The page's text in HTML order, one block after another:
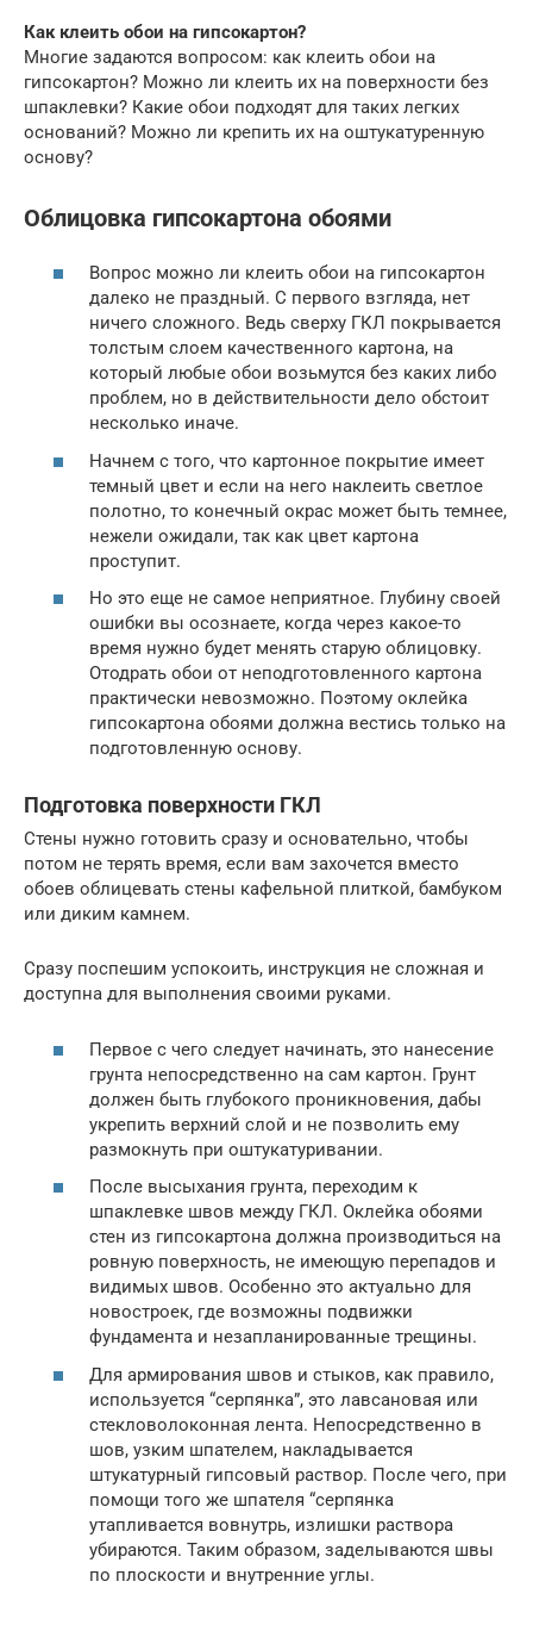
Как клеить обои на гипсокартон?
Многие задаются вопросом: как клеить обои на
гипсокартон? Можно ли клеить их на поверхности без
шпаклевки? Какие обои подходят для таких легких
оснований? Можно ли крепить их на оштукатуренную
основу?
Облицовка гипсокартона обоями
Вопрос можно ли клеить обои на гипсокартон
далеко не праздный. С первого взгляда, нет
ничего сложного. Ведь сверху ГКЛ покрывается
толстым слоем качественного картона, на
который любые обои возьмутся без каких либо
проблем, но в действительности дело обстоит
несколько иначе.
Начнем с того, что картонное покрытие имеет
темный цвет и если на него наклеить светлое
полотно, то конечный окрас может быть темнее,
нежели ожидали, так как цвет картона
проступит.
Но это еще не самое неприятное. Глубину своей
ошибки вы осознаете, когда через какое-то
время нужно будет менять старую облицовку.
Отодрать обои от неподготовленного картона
практически невозможно. Поэтому оклейка
гипсокартона обоями должна вестись только на
подготовленную основу.
Подготовка поверхности ГКЛ
Стены нужно готовить сразу и основательно, чтобы
потом не терять время, если вам захочется вместо
обоев облицевать стены кафельной плиткой, бамбуком
или диким камнем.
Сразу поспешим успокоить, инструкция не сложная и
доступна для выполнения своими руками.
Первое с чего следует начинать, это нанесение
грунта непосредственно на сам картон. Грунт
должен быть глубокого проникновения, дабы
укрепить верхний слой и не позволить ему
размокнуть при оштукатуривании.
После высыхания грунта, переходим к
шпаклевке швов между ГКЛ. Оклейка обоями
стен из гипсокартона должна производиться на
ровную поверхность, не имеющую перепадов и
видимых швов. Особенно это актуально для
новостроек, где возможны подвижки
фундамента и незапланированные трещины.
Для армирования швов и стыков, как правило,
используется “серпянка”, это лавсановая или
стекловолоконная лента. Непосредственно в
шов, узким шпателем, накладывается
штукатурный гипсовый раствор. После чего, при
помощи того же шпателя “серпянка
утапливается вовнутрь, излишки раствора
убираются. Таким образом, заделываются швы
по плоскости и внутренние углы.